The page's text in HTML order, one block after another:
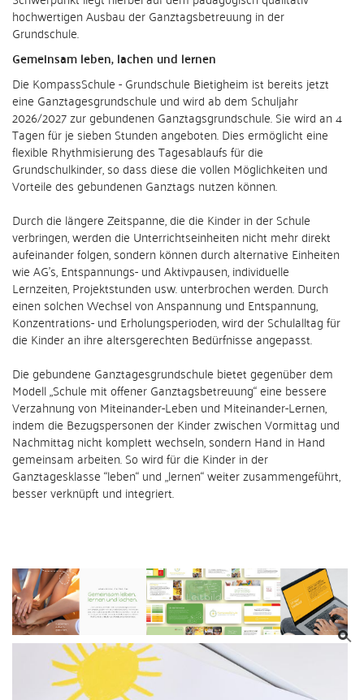
hochwertigen Ausbau der Ganztagsbetreuung in der
Grundschule.
Gemeinsam leben, lachen und lernen
Die KompassSchule - Grundschule Bietigheim ist bereits jetzt
eine Ganztagesgrundschule und wird ab dem Schuljahr
2026/2027 zur gebundenen Ganztagsgrundschule. Sie wird an 4
Tagen für je sieben Stunden angeboten. Dies ermöglicht eine
flexible Rhythmisierung des Tagesablaufs für die
Grundschulkinder, so dass diese die vollen Möglichkeiten und
Vorteile des gebundenen Ganztags nutzen können.
Durch die längere Zeitspanne, die die Kinder in der Schule
verbringen, werden die Unterrichtseinheiten nicht mehr direkt
aufeinander folgen, sondern können durch alternative Einheiten
wie AG’s, Entspannungs- und Aktivpausen, individuelle
Lernzeiten, Projektstunden usw. unterbrochen werden. Durch
einen solchen Wechsel von Anspannung und Entspannung,
Konzentrations- und Erholungsperioden, wird der Schulalltag für
die Kinder an ihre altersgerechten Bedürfnisse angepasst.
Die gebundene Ganztagesgrundschule bietet gegenüber dem
Modell „Schule mit offener Ganztagsbetreuung“ eine bessere
Verzahnung von Miteinander-Leben und Miteinander-Lernen,
indem die Bezugspersonen der Kinder zwischen Vormittag und
Nachmittag nicht komplett wechseln, sondern Hand in Hand
gemeinsam arbeiten. So wird für die Kinder in der
Ganztagesklasse “leben“ und „lernen“ weiter zusammengeführt,
besser verknüpft und integriert.